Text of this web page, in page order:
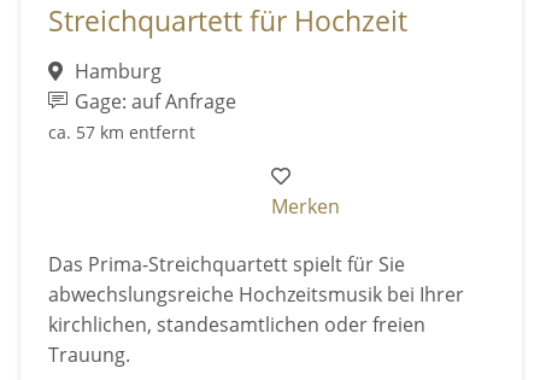
Streichquartett für Hochzeit
Hamburg
Gage: auf Anfrage
ca. 57 km entfernt
Merken
Das Prima-Streichquartett spielt für Sie
abwechslungsreiche Hochzeitsmusik bei Ihrer
kirchlichen, standesamtlichen oder freien
Trauung.